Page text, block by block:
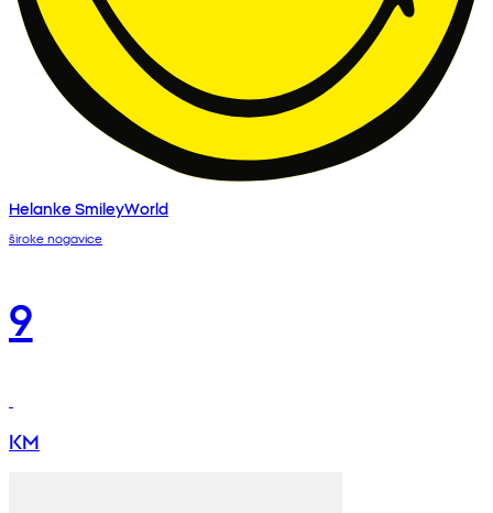
Helanke SmileyWorld
široke nogavice
9
KM